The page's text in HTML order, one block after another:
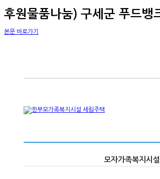
후원물품나눔) 구세군 푸드뱅
본문 바로가기
모자가족복지시